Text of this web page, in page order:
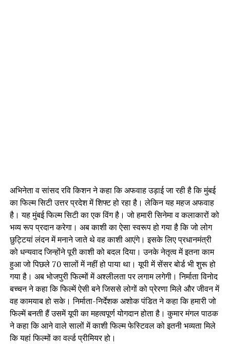
अभिनेता व सांसद रवि किशन ने कहा कि अफवाह उड़ाई जा रही है कि मुंबई
का फिल्म सिटी उत्तर प्रदेश में शिफ्ट हो रहा है। लेकिन यह महज अफवाह
है। यह मुंबई फिल्म सिटी का एक विंग है। जो हमारी सिनेमा व कलाकारों को
भव्य रूप प्रदान करेगा। अब काशी का ऐसा स्वरूप हो गया है कि जो लोग
छुट्टियां लंदन में मनाने जाते थे वह काशी आएंगे। इसके लिए प्रधानमंत्री
को धन्यवाद जिन्होंने पूरी काशी को बदल दिया। उनके नेतृत्व में इतना काम
हुआ जो पिछले 70 सालों में नहीं हो पाया था। यूपी में सेंसर बोर्ड भी शुरू हो
गया है। अब भोजपुरी फिल्मों में अश्लीलता पर लगाम लगेगी। निर्माता विनोद
बच्चन ने कहा कि फिल्में ऐसी बने जिससे लोगों को प्रेरणा मिले और जीवन में
वह कामयाब हो सके। निर्माता-निर्देशक अशोक पंडित ने कहा कि हमारी जो
फिल्में बनती हैं उसमें यूपी का महत्वपूर्ण योगदान होता है। कुमार मंगल पाठक
ने कहा कि आने वाले सालों में काशी फिल्म फेस्टिवल को इतनी भव्यता मिले
कि यहां फिल्मों का वर्ल्ड प्रीमियर हो।